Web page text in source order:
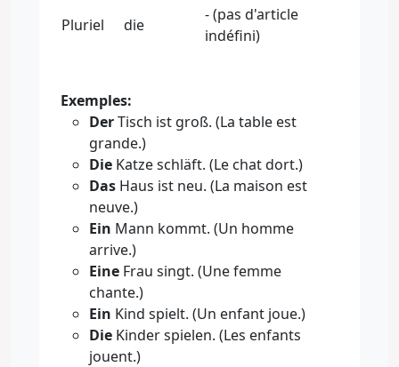
Pluriel
die
- (pas d'article
indéfini)
Exemples:
DerTisch ist groß. (La table est
grande.)
Die Katze schläft. (Le chat dort.)
Das Haus ist neu. (La maison est
neuve.)
Ein Mann kommt. (Un homme
arrive.)
Eine Frau singt. (Une femme
chante.)
Ein Kind spielt. (Un enfant joue.)
Die Kinder spielen. (Les enfants
jouent.)